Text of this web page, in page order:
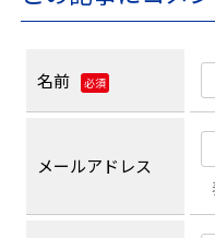
名前 必須
メールアドレス